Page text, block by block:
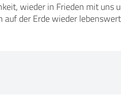
wieder in Frieden mit uns
der Erde wieder